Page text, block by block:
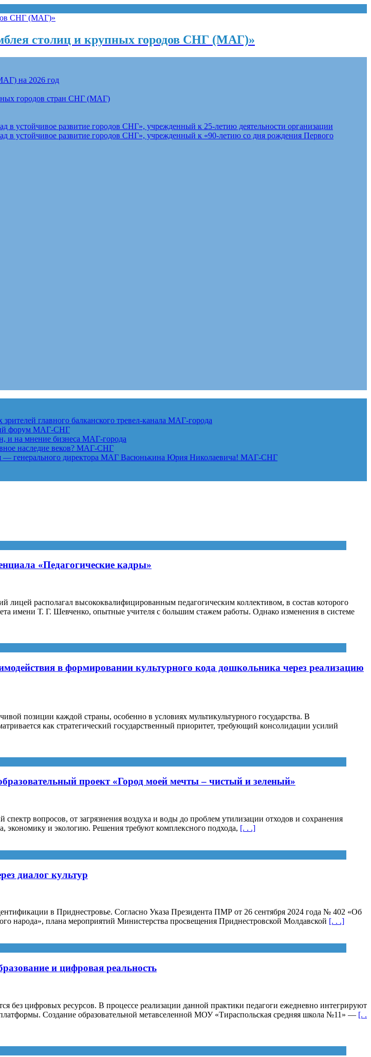
столиц и крупных городов СНГ (МАГ)»
на 2026 год
городов стран СНГ (МАГ)
устойчивое развитие городов СНГ», учрежденный к 25-летию деятельности организации
устойчивое развитие городов СНГ», учрежденный к «90-летию со дня рождения Первого
главного балканского тревел-канала МАГ-города
форум МАГ-СНГ
и на мнение бизнеса МАГ-города
наследие веков? МАГ-СНГ
директора МАГ Васюнькина Юрия Николаевича! МАГ-СНГ
«Педагогические кадры»
располагал высококвалифицированным педагогическим коллективом, в состав которого
имени Т. Г. Шевченко, опытные учителя с большим стажем работы. Однако изменения в системе
в формировании культурного кода дошкольника через реализацию
позиции каждой страны, особенно в условиях мультикультурного государства. В
как стратегический государственный приоритет, требующий консолидации усилий
проект «Город моей мечты – чистый и зеленый»
вопросов, от загрязнения воздуха и воды до проблем утилизации отходов и сохранения
экономику и экологию. Решения требуют комплексного подхода, [. . .]
диалог культур
в Приднестровье. Согласно Указа Президента ПМР от 26 сентября 2024 года № 402 «Об
народа», плана мероприятий Министерства просвещения Приднестровской Молдавской [. . .]
и цифровая реальность
цифровых ресурсов. В процессе реализации данной практики педагоги ежедневно интегрируют
Создание образовательной метавселенной МОУ «Тираспольская средняя школа №11» — [. .